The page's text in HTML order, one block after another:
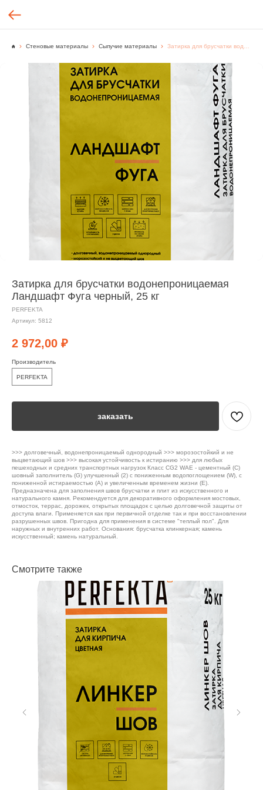
Стеновые материалы Сыпучие материалы
Затирка для брусчатки водонепроницаемая
Ландшафт Фуга черный, 25 кг
PERFEKTA
Артикул: 5812
2 972,00 ₽
Производитель
PERFEKTA
заказать
>>> долговечный, водонепроницаемый однородный >>> морозостойкий и не
выцветающий шов >>> высокая устойчивость к истиранию >>> для любых
пешеходных и средних транспортных нагрузок Класс CG2 WAE - цементный (С)
шовный заполнитель (G) улучшенный (2) с пониженным водопоглощением (W), с
пониженной истираемостью (А) и увеличенным временем жизни (Е).
Предназначена для заполнения швов брусчатки и плит из искусственного и
натурального камня. Рекомендуется для декоративного оформления мостовых,
отмосток, террас, дорожек, открытых площадок с целью долговечной защиты от
доступа влаги. Применяется как при первичной отделке так и при восстановлении
разрушенных швов. Пригодна для применения в системе "теплый пол". Для
наружных и внутренних работ. Основания: брусчатка клинкерная; камень
искусственный; камень натуральный.
Смотрите также